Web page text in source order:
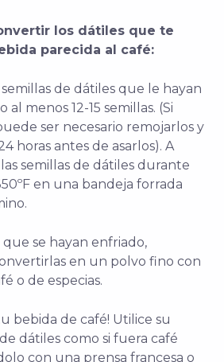
los dátiles que te
parecida al café:
semillas de dátiles que le hayan
menos 12-15 semillas. (Si
ser necesario remojarlos y
horas antes de asarlos). A
semillas de dátiles durante
en una bandeja forrada
que se hayan enfriado,
en un polvo fino con
o de especias.
bebida de café! Utilice su
dátiles como si fuera café
con una prensa francesa o